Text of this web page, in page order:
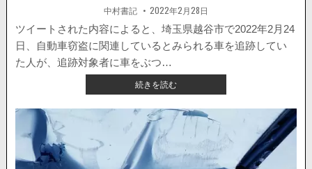
著
者:
中村書記 掲
載
日：
2022年2月28日
ツイートされた内容によると、埼玉県越谷市で2022年2月24
日、自動車窃盗に関連しているとみられる車を追跡してい
た人が、追跡対象者に車をぶつ…
続きを読む【ニ
ュ
ー
ス】
自